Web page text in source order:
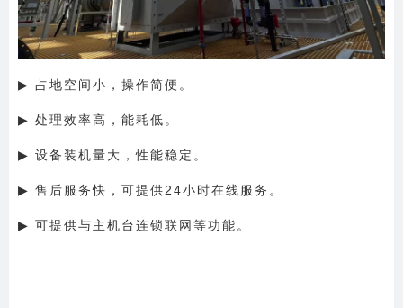
▶ 占地空间小，操作简便。
▶ 处理效率高，能耗低。
▶ 设备装机量大，性能稳定。
▶ 售后服务快，可提供24小时在线服务。
▶ 可提供与主机台连锁联网等功能。